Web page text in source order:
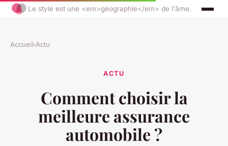
Le style est une <em>géographie</em> de l'âme.
Accueil›Actu
ACTU
Comment choisir la
meilleure assurance
automobile ?